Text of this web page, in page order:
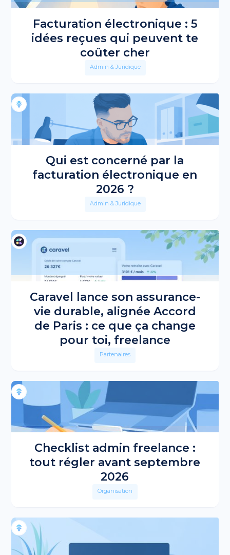
Facturation électronique : 5
idées reçues qui peuvent te
coûter cher
Admin & Juridique
Qui est concerné par la
facturation électronique en
2026 ?
Admin & Juridique
Caravel lance son assurance-
vie durable, alignée Accord
de Paris : ce que ça change
pour toi, freelance
Partenaires
Checklist admin freelance :
tout régler avant septembre
2026
Organisation